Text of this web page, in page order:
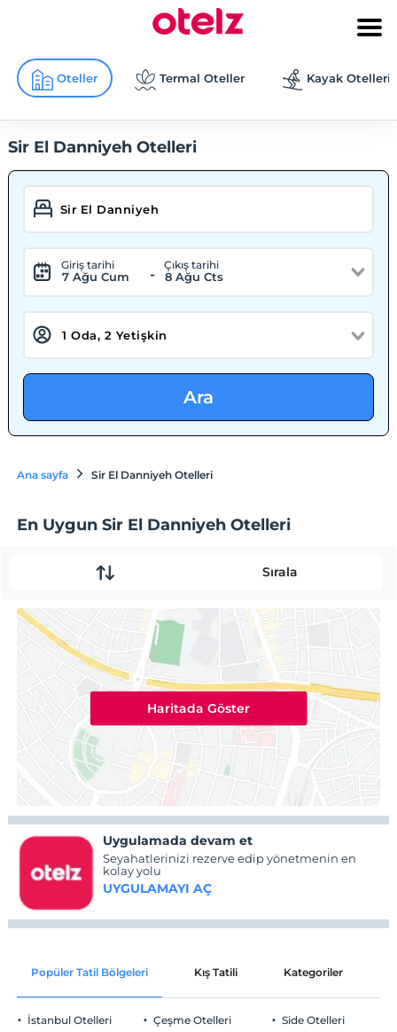
Oteller Termal Oteller Kayak Otelleri
Sir El Danniyeh Otelleri
Giriş tarihi
7 Ağu Cum -
Çıkış tarihi
8 Ağu Cts
Ara
Ana sayfa Sir El Danniyeh Otelleri
En Uygun Sir El Danniyeh Otelleri
Sırala
Haritada Göster
Uygulamada devam et
Seyahatlerinizi rezerve edip yönetmenin en
kolay yolu
UYGULAMAYI AÇ
Popüler Tatil Bölgeleri Kış Tatili Kategoriler
İstanbul Otelleri Çeşme Otelleri Side Otelleri